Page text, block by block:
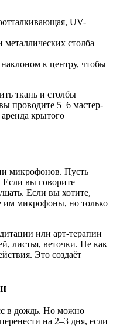
UV-
столба
к центру, чтобы
ткань и столбы
проводите 5–6 мастер-
крытого
микрофонов. Пусть
Если вы говорите —
Если вы хотите,
им микрофоны, но только
или арт-терапии
листья, веточки. Не как
Это создаёт
в дождь. Но можно
на 2–3 дня, если